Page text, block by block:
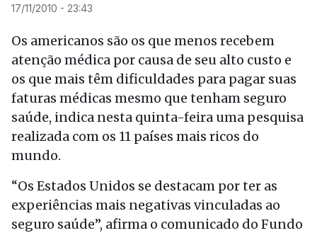
17/11/2010 - 23:43
Os americanos são os que menos recebem
atenção médica por causa de seu alto custo e
os que mais têm dificuldades para pagar suas
faturas médicas mesmo que tenham seguro
saúde, indica nesta quinta-feira uma pesquisa
realizada com os 11 países mais ricos do
mundo.
“Os Estados Unidos se destacam por ter as
experiências mais negativas vinculadas ao
seguro saúde”, afirma o comunicado do Fundo